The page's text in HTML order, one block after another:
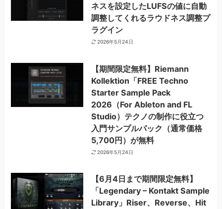
ネスを設定したLUFSの値に自動
調整してくれるラウドネス調整プ
ラグイン
2026年5月24日
【期間限定無料】Riemann
Kollektion「FREE Techno
Starter Sample Pack
2026（For Ableton and FL
Studio）テクノの制作に役立つ
入門サンプルパック（通常価格
5,700円）が無料
2026年5月24日
【6月4日まで期間限定無料】
「Legendary – Kontakt Sample
Library」Riser、Reverse、Hit